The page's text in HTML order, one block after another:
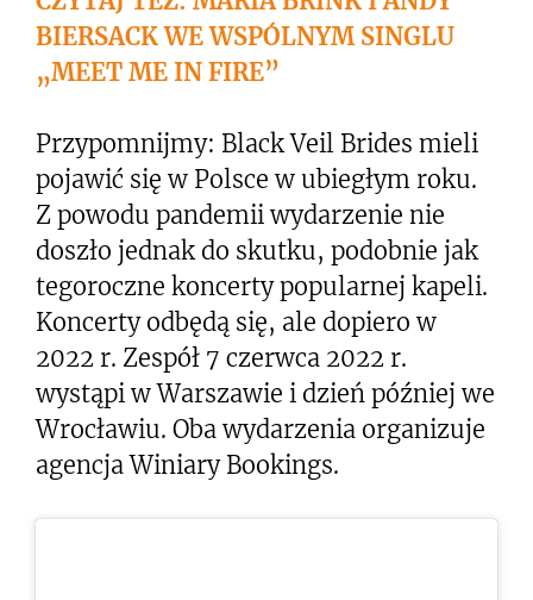
BIERSACK WE WSPÓLNYM SINGLU
„MEET ME IN FIRE”
Przypomnijmy: Black Veil Brides mieli
pojawić się w Polsce w ubiegłym roku.
Z powodu pandemii wydarzenie nie
doszło jednak do skutku, podobnie jak
tegoroczne koncerty popularnej kapeli.
Koncerty odbędą się, ale dopiero w
2022 r. Zespół 7 czerwca 2022 r.
wystąpi w Warszawie i dzień później we
Wrocławiu. Oba wydarzenia organizuje
agencja Winiary Bookings.